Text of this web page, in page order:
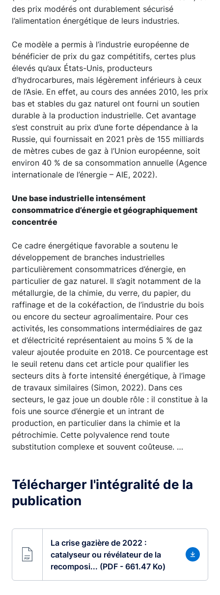
des prix modérés ont durablement sécurisé
l’alimentation énergétique de leurs industries.
Ce modèle a permis à l’industrie européenne de
bénéficier de prix du gaz compétitifs, certes plus
élevés qu’aux États-Unis, producteurs
d’hydrocarbures, mais légèrement inférieurs à ceux
de l’Asie. En effet, au cours des années 2010, les prix
bas et stables du gaz naturel ont fourni un soutien
durable à la production industrielle. Cet avantage
s’est construit au prix d’une forte dépendance à la
Russie, qui fournissait en 2021 près de 155 milliards
de mètres cubes de gaz à l’Union européenne, soit
environ 40 % de sa consommation annuelle (Agence
internationale de l’énergie – AIE, 2022).
Une base industrielle intensément
consommatrice d’énergie et géographiquement
concentrée
Ce cadre énergétique favorable a soutenu le
développement de branches industrielles
particulièrement consommatrices d’énergie, en
particulier de gaz naturel. Il s’agit notamment de la
métallurgie, de la chimie, du verre, du papier, du
raffinage et de la cokéfaction, de l’industrie du bois
ou encore du secteur agroalimentaire. Pour ces
activités, les consommations intermédiaires de gaz
et d’électricité représentaient au moins 5 % de la
valeur ajoutée produite en 2018. Ce pourcentage est
le seuil retenu dans cet article pour qualifier les
secteurs dits à forte intensité énergétique, à l’image
de travaux similaires (Simon, 2022). Dans ces
secteurs, le gaz joue un double rôle : il constitue à la
fois une source d’énergie et un intrant de
production, en particulier dans la chimie et la
pétrochimie. Cette polyvalence rend toute
substitution complexe et souvent coûteuse. …
Télécharger l'intégralité de la
publication
La crise gazière de 2022 :
catalyseur ou révélateur de la
recomposi... (PDF - 661.47 Ko)